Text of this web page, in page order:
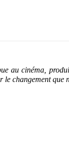
au cinéma,
changement que